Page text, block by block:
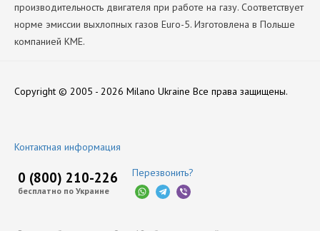
производительность двигателя при работе на газу. Соответствует
норме эмиссии выхлопных газов Euro-5. Изготовлена в Польше
компанией KME.
Производитель
Copyright © 2005 - 2026 Milano Ukraine Все права защищены.
Контактная информация
0 (800) 210-226
бесплатно по Украине
Перезвонить?